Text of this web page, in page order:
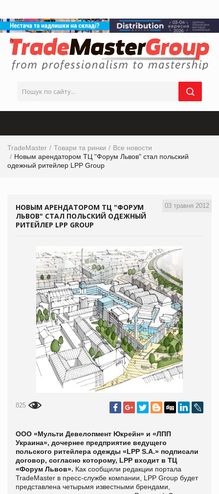
TradeMaster Товари та ринки
Все новости
Новым арендатором ТЦ "Форум Львов" стал польский
одежный ритейлер LPP Group
03 травня 2012
НОВЫМ АРЕНДАТОРОМ ТЦ "ФОРУМ
ЛЬВОВ" СТАЛ ПОЛЬСКИЙ ОДЕЖНЫЙ
РИТЕЙЛЕР LPP GROUP
825
ООО «Мульти Девелопмент Юкрейн» и «ЛПП
Украина», дочернее предприятие ведущего
польского ритейлера одежды «LPP S.A.» подписали
договор, согласно которому, LPP входит в ТЦ
«Форум Львов». Как сообщили редакции портала
TradeMaster в пресс-службе компании, LPP Group будет
представлена четырьмя известными брендами,